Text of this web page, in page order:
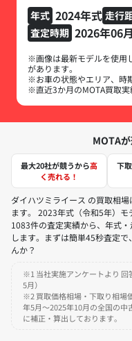
年式 2024年式 走行
査定時期 2026年06月
※画像は最新モデルを使用
があります。
※お車の状態やエリア、時
※直近3か月のMOTA買取実
MOTA
最大20社が競うから高
く売れる！
下
ダイハツミライース の買取相
ます。 2023年式（令和5年）モ
1083件の査定実績から、年式
します。まずは簡単45秒査定
んか？
※1 当社実施アンケートより 回
5月）
※2 買取価格相場・下取り相場
年5月～2025年10月の全国の
に補正・算出しております。